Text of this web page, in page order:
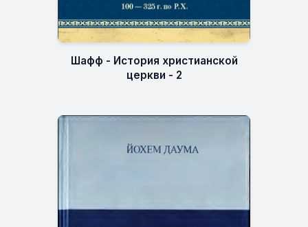
Шафф - История христианской
церкви - 2